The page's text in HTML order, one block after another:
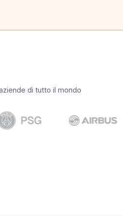
di tutto il mondo